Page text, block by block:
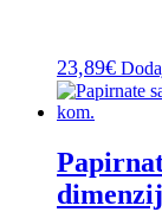
23,89€